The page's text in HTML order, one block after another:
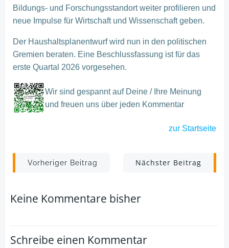
Bildungs- und Forschungsstandort weiter profilieren und
neue Impulse für Wirtschaft und Wissenschaft geben.
Der Haushaltsplanentwurf wird nun in den politischen
Gremien beraten. Eine Beschlussfassung ist für das
erste Quartal 2026 vorgesehen.
Wir sind gespannt auf Deine / Ihre Meinung
und freuen uns über jeden Kommentar
zur Startseite
Post
navigation
Vorheriger Beitrag
Post
navigation
Nächster Beitrag
Keine Kommentare bisher
Schreibe einen Kommentar